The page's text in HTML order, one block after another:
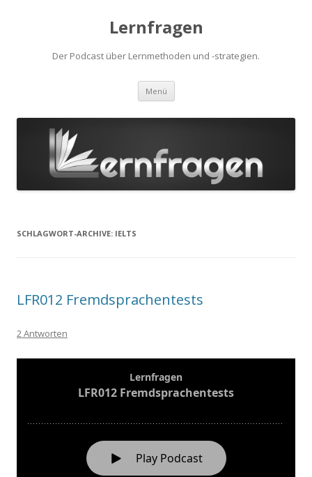
Lernfragen
Der Podcast über Lernmethoden und -strategien.
Menü Zum
springen
SCHLAGWORT-ARCHIVE: IELTS
LFR012 Fremdsprachentests
2 Antworten